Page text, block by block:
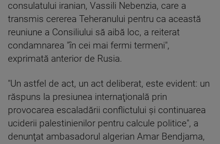
consulatului iranian, Vassili Nebenzia, care a
transmis cererea Teheranului pentru ca această
reuniune a Consiliului să aibă loc, a reiterat
condamnarea "în cei mai fermi termeni",
exprimată anterior de Rusia.
"Un astfel de act, un act deliberat, este evident: un
răspuns la presiunea internaţională prin
provocarea escaladării conflictului şi continuarea
uciderii palestinienilor pentru calcule politice", a
denunţat ambasadorul algerian Amar Bendjama,